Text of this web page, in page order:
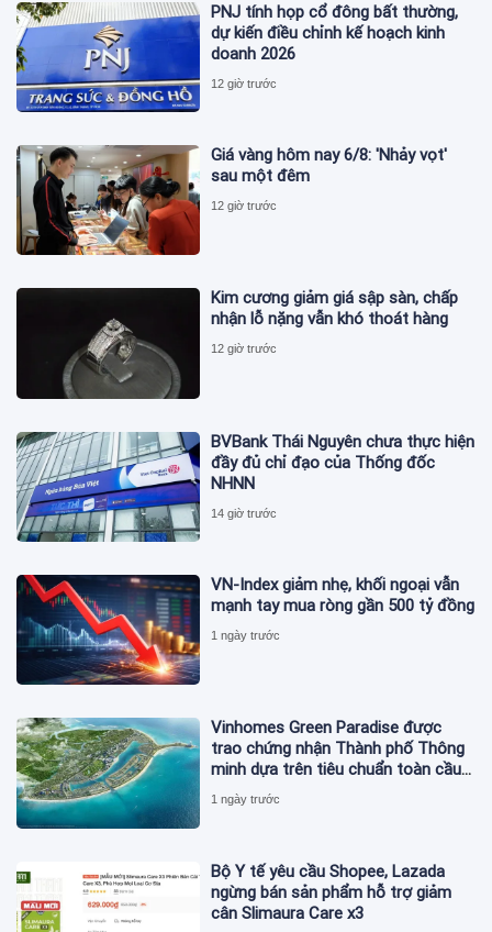
PNJ tính họp cổ đông bất thường,
dự kiến điều chỉnh kế hoạch kinh
doanh 2026
12 giờ trước
Giá vàng hôm nay 6/8: 'Nhảy vọt'
sau một đêm
12 giờ trước
Kim cương giảm giá sập sàn, chấp
nhận lỗ nặng vẫn khó thoát hàng
12 giờ trước
BVBank Thái Nguyên chưa thực hiện
đầy đủ chỉ đạo của Thống đốc
NHNN
14 giờ trước
VN-Index giảm nhẹ, khối ngoại vẫn
mạnh tay mua ròng gần 500 tỷ đồng
1 ngày trước
Vinhomes Green Paradise được
trao chứng nhận Thành phố Thông
minh dựa trên tiêu chuẩn toàn cầu
ISO 37122
1 ngày trước
Bộ Y tế yêu cầu Shopee, Lazada
ngừng bán sản phẩm hỗ trợ giảm
cân Slimaura Care x3